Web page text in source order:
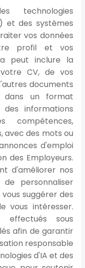
technologies
et des systèmes
vos données
profil et vos
peut inclure la
CV, de vos
documents
un format
informations
compétences,
avec des mots ou
d'emploi
des Employeurs.
d'améliorer nos
personnaliser
suggérer des
vous intéresser.
effectués sous
afin de garantir
responsable
d'IA et des